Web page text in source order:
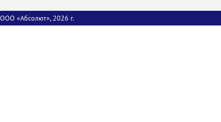
ООО «Абсолют», 2026 г.